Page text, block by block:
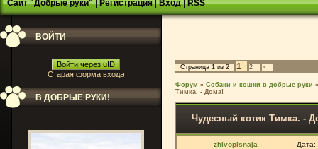
Сайт "Добрые руки"|Регистрация|Вход|RSS
ВОЙТИ
Войти через uID
Старая форма входа
В ДОБРЫЕ РУКИ!
Страница 1 из 2 1 2 »
Форум » Собаки и кошки в добрые руки »
Тимка. - Дома!
Чудесный котик Тимка. -
zhivopisnaja